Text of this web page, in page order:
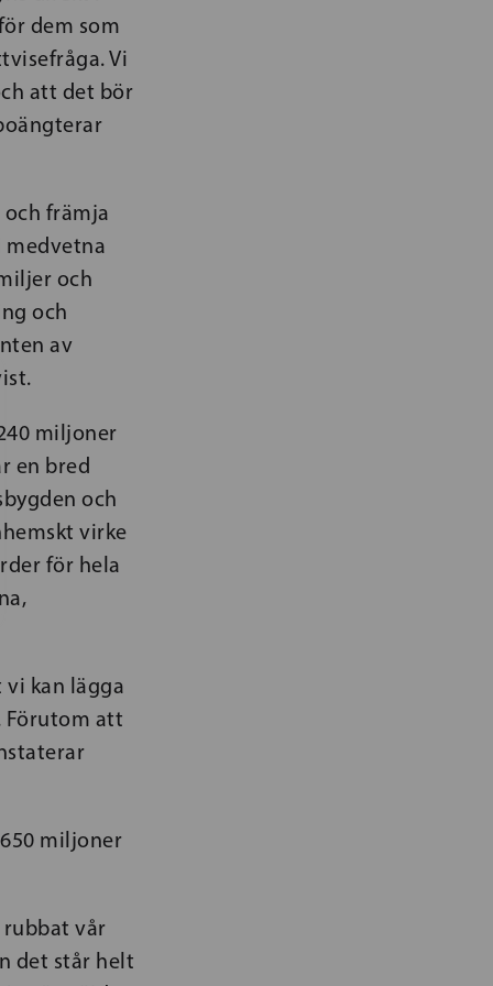
dem som
Vi
att det bör
främja
medvetna
och
och
av
miljoner
en bred
och
virke
för hela
kan lägga
Förutom att
miljoner
vår
det står helt